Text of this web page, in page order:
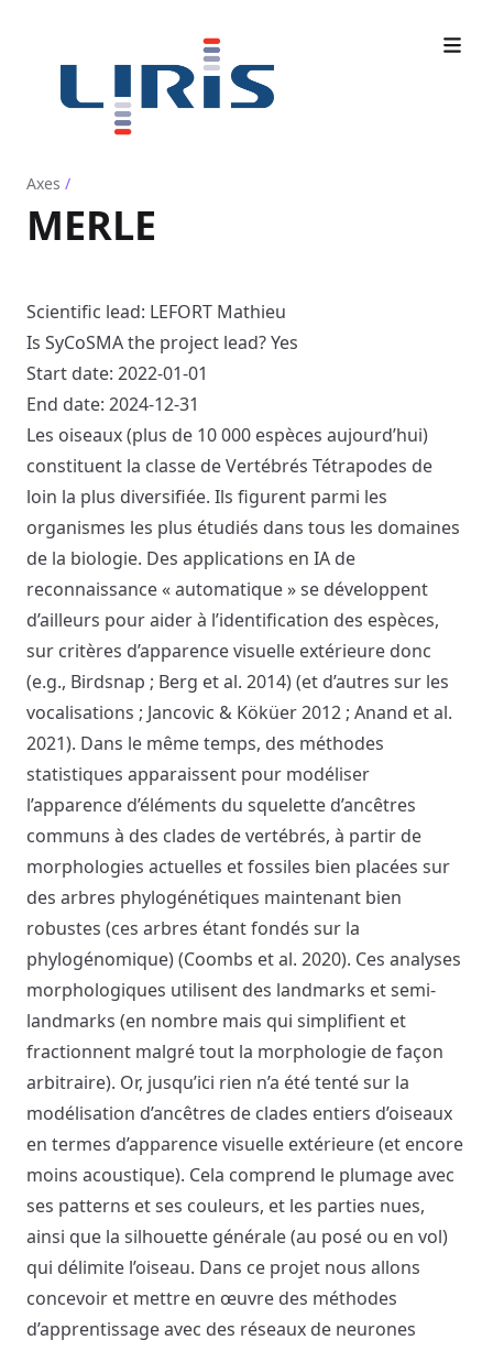
Axes /
MERLE
Scientific lead: LEFORT Mathieu
Is SyCoSMA the project lead? Yes
Start date: 2022-01-01
End date: 2024-12-31
Les oiseaux (plus de 10 000 espèces aujourd’hui)
constituent la classe de Vertébrés Tétrapodes de
loin la plus diversifiée. Ils figurent parmi les
organismes les plus étudiés dans tous les domaines
de la biologie. Des applications en IA de
reconnaissance « automatique » se développent
d’ailleurs pour aider à l’identification des espèces,
sur critères d’apparence visuelle extérieure donc
(e.g., Birdsnap ; Berg et al. 2014) (et d’autres sur les
vocalisations ; Jancovic & Köküer 2012 ; Anand et al.
2021). Dans le même temps, des méthodes
statistiques apparaissent pour modéliser
l’apparence d’éléments du squelette d’ancêtres
communs à des clades de vertébrés, à partir de
morphologies actuelles et fossiles bien placées sur
des arbres phylogénétiques maintenant bien
robustes (ces arbres étant fondés sur la
phylogénomique) (Coombs et al. 2020). Ces analyses
morphologiques utilisent des landmarks et semi-
landmarks (en nombre mais qui simplifient et
fractionnent malgré tout la morphologie de façon
arbitraire). Or, jusqu’ici rien n’a été tenté sur la
modélisation d’ancêtres de clades entiers d’oiseaux
en termes d’apparence visuelle extérieure (et encore
moins acoustique). Cela comprend le plumage avec
ses patterns et ses couleurs, et les parties nues,
ainsi que la silhouette générale (au posé ou en vol)
qui délimite l’oiseau. Dans ce projet nous allons
concevoir et mettre en œuvre des méthodes
d’apprentissage avec des réseaux de neurones